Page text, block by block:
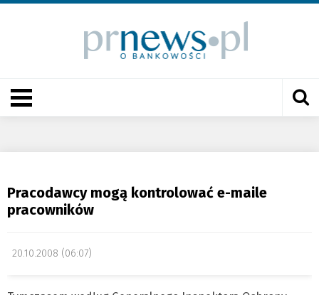
Pracodawcy mogą kontrolować e-maile
pracowników
20.10.2008 (06:07)